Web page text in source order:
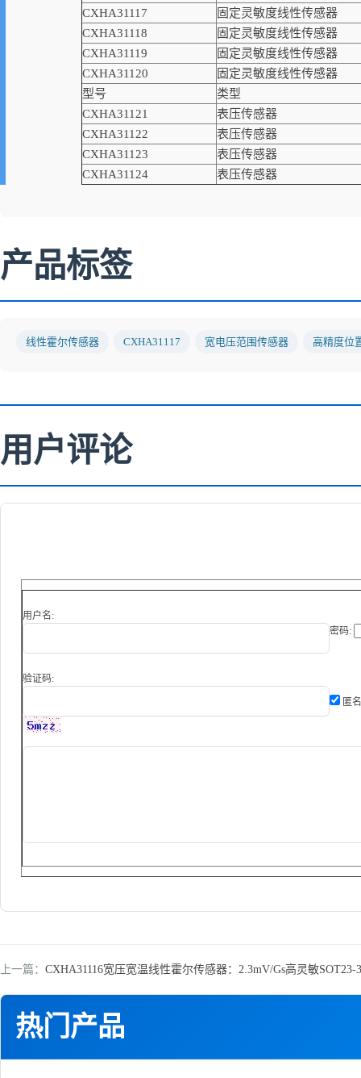
热门产品
CXHA31117
固定灵敏度线性传感器
CXHA31118
固定灵敏度线性传感器
CXHA31119
固定灵敏度线性传感器
CXHA31120
固定灵敏度线性传感器
型号
类型
CXHA31121
表压传感器
CXHA31122
表压传感器
CXHA31123
表压传感器
CXHA31124
表压传感器
产品标签
线性霍尔传感器 CXHA31117 宽电压范围传感器 高精度位
用户评论
用户名:
密码:
验证码:
匿
上一篇： CXHA31116宽压宽温线性霍尔传感器：2.3mV/Gs高灵敏